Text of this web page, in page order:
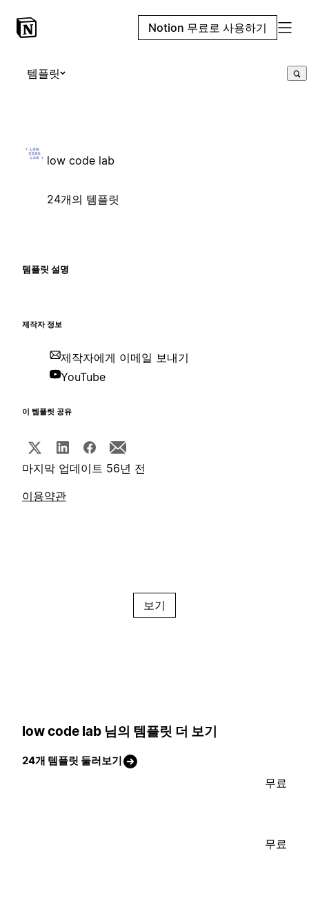
Notion 무료로 사용하기
템플릿
low code lab
24개의 템플릿
템플릿 설명
제작자 정보
제작자에게 이메일 보내기
YouTube
이 템플릿 공유
마지막 업데이트 56년 전
이용약관
보기
low code lab 님의 템플릿 더 보기
24개 템플릿 둘러보기
무료
무료